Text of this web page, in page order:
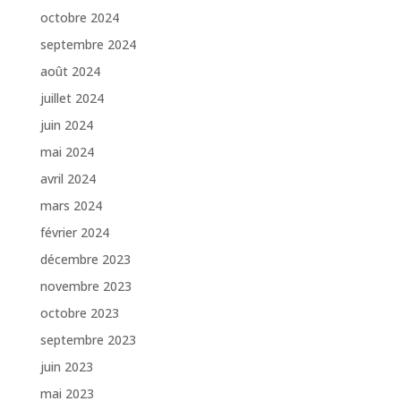
octobre 2024
septembre 2024
août 2024
juillet 2024
juin 2024
mai 2024
avril 2024
mars 2024
février 2024
décembre 2023
novembre 2023
octobre 2023
septembre 2023
juin 2023
mai 2023